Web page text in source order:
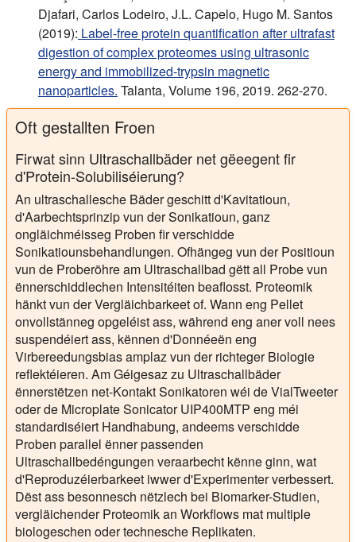
Djafari, Carlos Lodeiro, J.L. Capelo, Hugo M. Santos
(2019): Label-free protein quantification after ultrafast
digestion of complex proteomes using ultrasonic
energy and immobilized-trypsin magnetic
nanoparticles. Talanta, Volume 196, 2019. 262-270.
Oft gestallten Froen
Firwat sinn Ultraschallbäder net gëeegent fir
d'Protein-Solubiliséierung?
An ultraschallesche Bäder geschitt d'Kavitatioun,
d'Aarbechtsprinzip vun der Sonikatioun, ganz
ongläichméisseg Proben fir verschidde
Sonikatiounsbehandlungen. Ofhängeg vun der Positioun
vun de Proberöhre am Ultraschallbad gëtt all Probe vun
ënnerschiddlechen Intensitéiten beaflosst. Proteomik
hänkt vun der Vergläichbarkeet of. Wann eng Pellet
onvollstänneg opgeléist ass, während eng aner voll nees
suspendéiert ass, kënnen d'Donnéeën eng
Virbereedungsbias amplaz vun der richteger Biologie
reflektéieren. Am Géigesaz zu Ultraschallbäder
ënnerstëtzen net-Kontakt Sonikatoren wéi de VialTweeter
oder de Microplate Sonicator UIP400MTP eng méi
standardiséiert Handhabung, andeems verschidde
Proben parallel ënner passenden
Ultraschallbedéngungen veraarbecht kënne ginn, wat
d'Reproduzéierbarkeet iwwer d'Experimenter verbessert.
Dëst ass besonnesch nëtzlech bei Biomarker-Studien,
vergläichender Proteomik an Workflows mat multiple
biologeschen oder technesche Replikaten.